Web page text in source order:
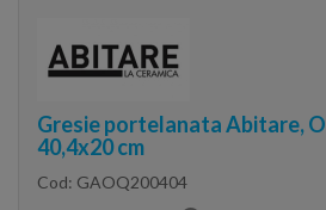
Gresie portelanata Abitare,
40,4x20 cm
Cod: GAOQ200404